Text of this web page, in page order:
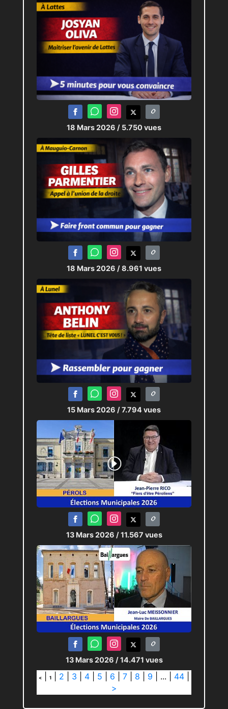
18 Mars 2026 / 5.750 vues
18 Mars 2026 / 8.961 vues
15 Mars 2026 / 7.794 vues
13 Mars 2026 / 11.567 vues
13 Mars 2026 / 14.471 vues
< 1 2 3 4 5 6 7 8 9 ... 44
>